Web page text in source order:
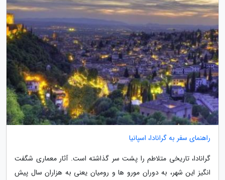
راهنمای سفر به گرانادا، اسپانیا
گرانادا، تاریخی متلاطم را پشت سر گذاشته است. آثار معماری شگفت
انگیز این شهر، به دوران مورو ها و رومیان یعنی به هزاران سال پیش